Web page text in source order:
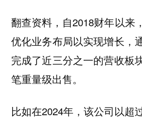
翻查资料，自2018财年以来
优化业务布局以实现增长，
完成了近三分之一的营收板
笔重量级出售。
比如在2024年，该公司以超